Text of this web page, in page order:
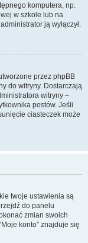
komputera, np.
w szkole lub na
ją wyłączył.
przez phpBB
do witryny. Dostarczają
witryny –
postów. Jeśli
ciasteczek może
twoje ustawienia są
do panelu
zmian swoich
konto” znajduje się